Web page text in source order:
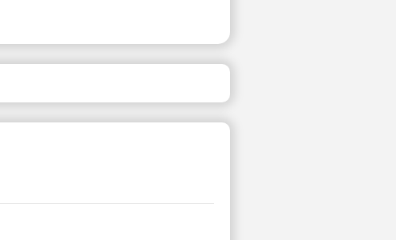
12
13
свободных
свободных